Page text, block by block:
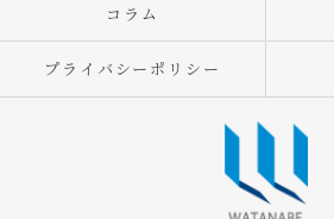
コラム
プライバシーポリシー